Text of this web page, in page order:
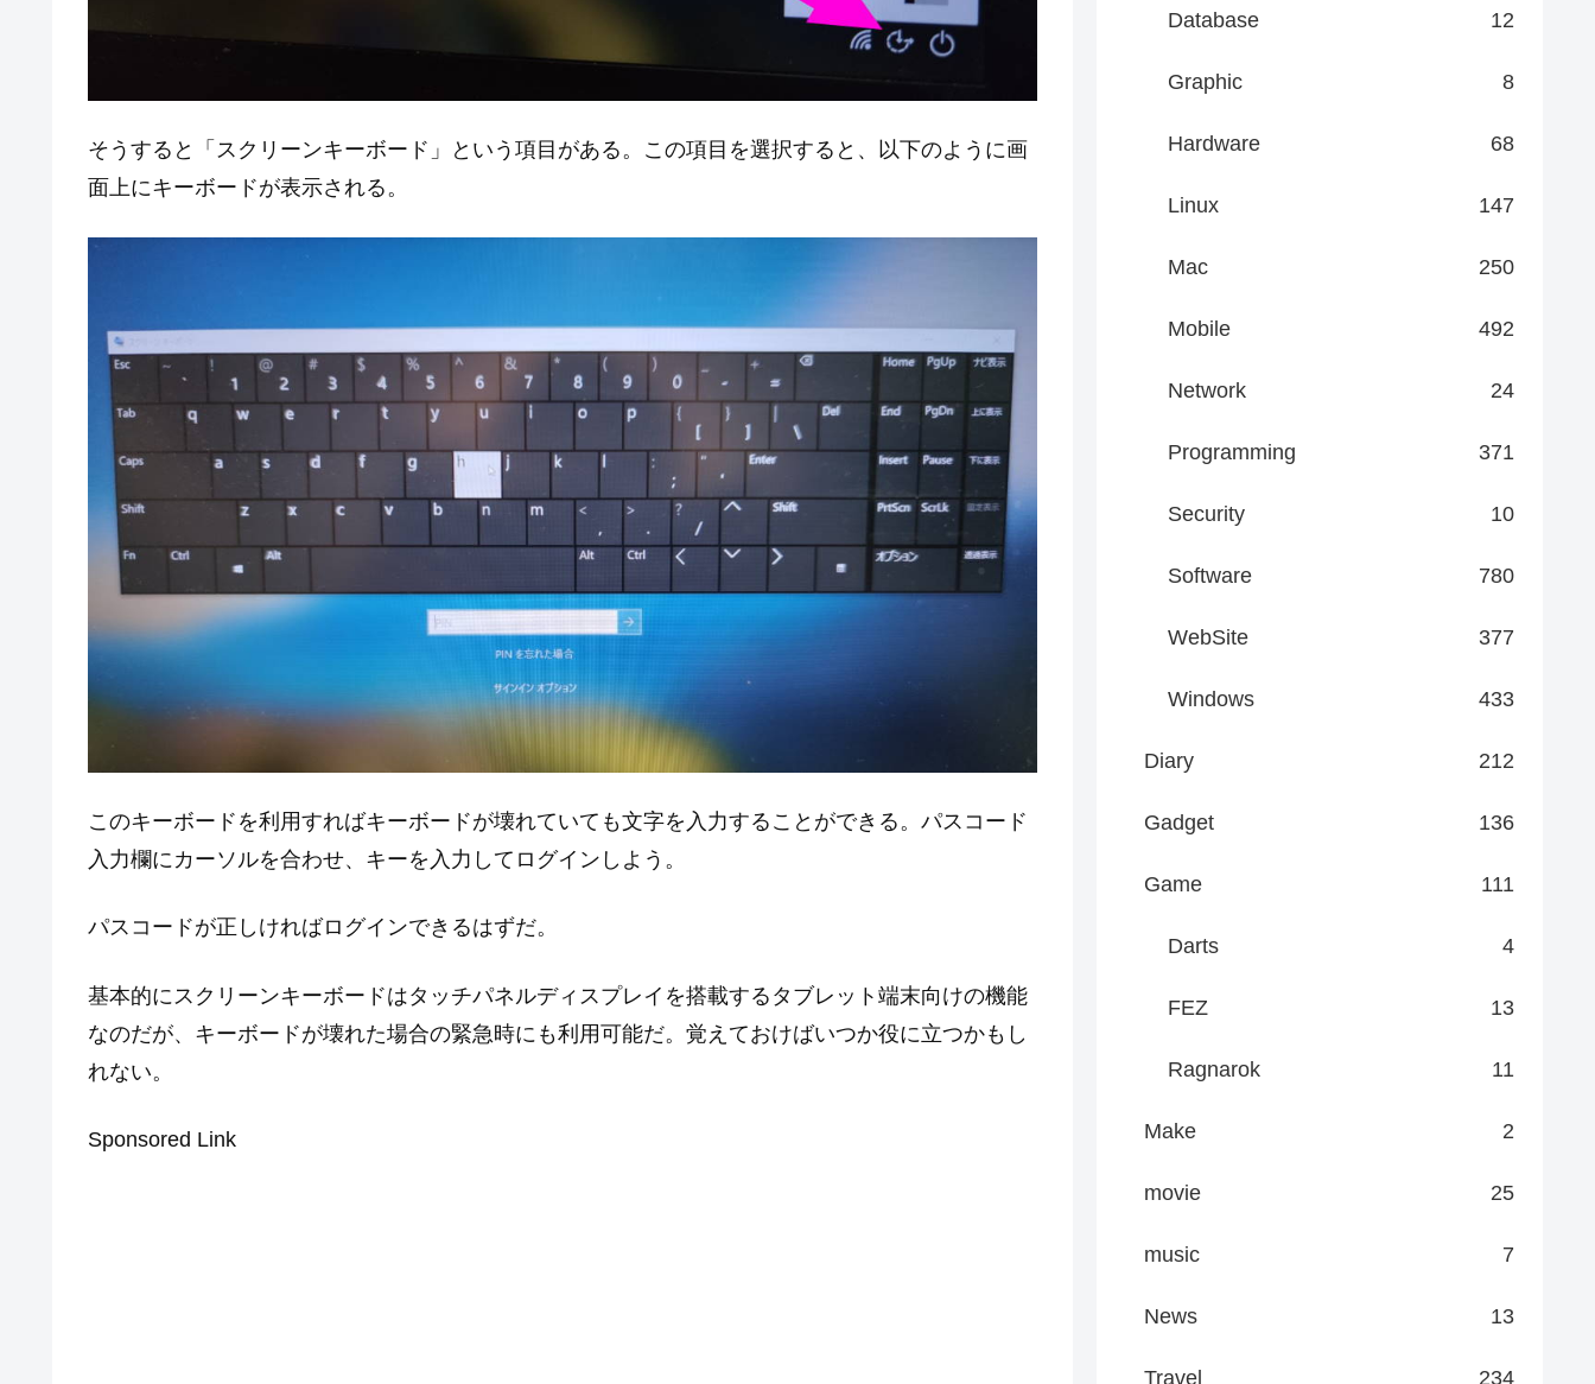
そうすると「スクリーンキーボード」という項目がある。この項目を選択すると、以下のように画
面上にキーボードが表示される。
このキーボードを利用すればキーボードが壊れていても文字を入力することができる。パスコード
入力欄にカーソルを合わせ、キーを入力してログインしよう。
パスコードが正しければログインできるはずだ。
基本的にスクリーンキーボードはタッチパネルディスプレイを搭載するタブレット端末向けの機能
なのだが、キーボードが壊れた場合の緊急時にも利用可能だ。覚えておけばいつか役に立つかもし
れない。
Sponsored Link
Database 12
Graphic 8
Hardware 68
Linux 147
Mac 250
Mobile 492
Network 24
Programming 371
Security 10
Software 780
WebSite 377
Windows 433
Diary 212
Gadget 136
Game 111
Darts 4
FEZ 13
Ragnarok 11
Make 2
movie 25
music 7
News 13
Travel 234